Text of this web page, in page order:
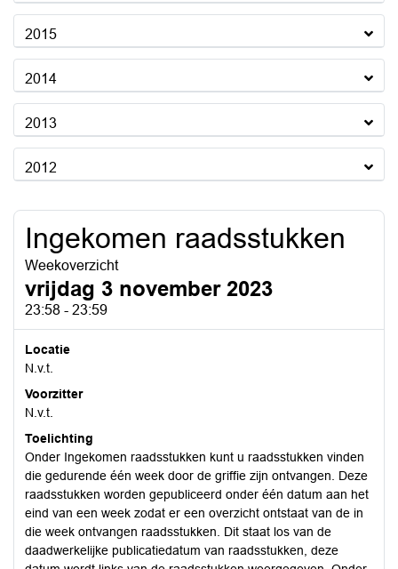
2015
2014
2013
2012
Ingekomen raadsstukken
Weekoverzicht
vrijdag 3 november 2023
23:58 - 23:59
Locatie
N.v.t.
Voorzitter
N.v.t.
Toelichting
Onder Ingekomen raadsstukken kunt u raadsstukken vinden
die gedurende één week door de griffie zijn ontvangen. Deze
raadsstukken worden gepubliceerd onder één datum aan het
eind van een week zodat er een overzicht ontstaat van de in
die week ontvangen raadsstukken. Dit staat los van de
daadwerkelijke publicatiedatum van raadsstukken, deze